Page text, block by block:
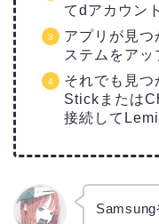
てdアカウン
アプリが見つ
ステムをア
それでも見
Stickまたは
接続して